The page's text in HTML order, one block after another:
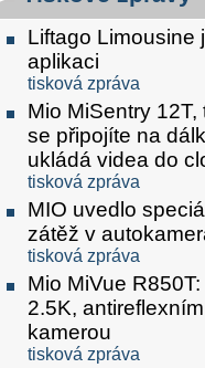
Liftago Limousine
aplikaci
tisková zpráva
Mio MiSentry
se připojíte na
ukládá videa do
tisková zpráva
MIO uvedlo
zátěž v
tisková zpráva
Mio MiVue
2.5K,
kamerou
tisková zpráva